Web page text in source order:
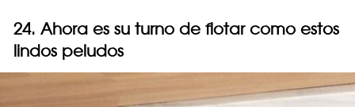
24. Ahora es su turno de flotar como estos
lindos peludos